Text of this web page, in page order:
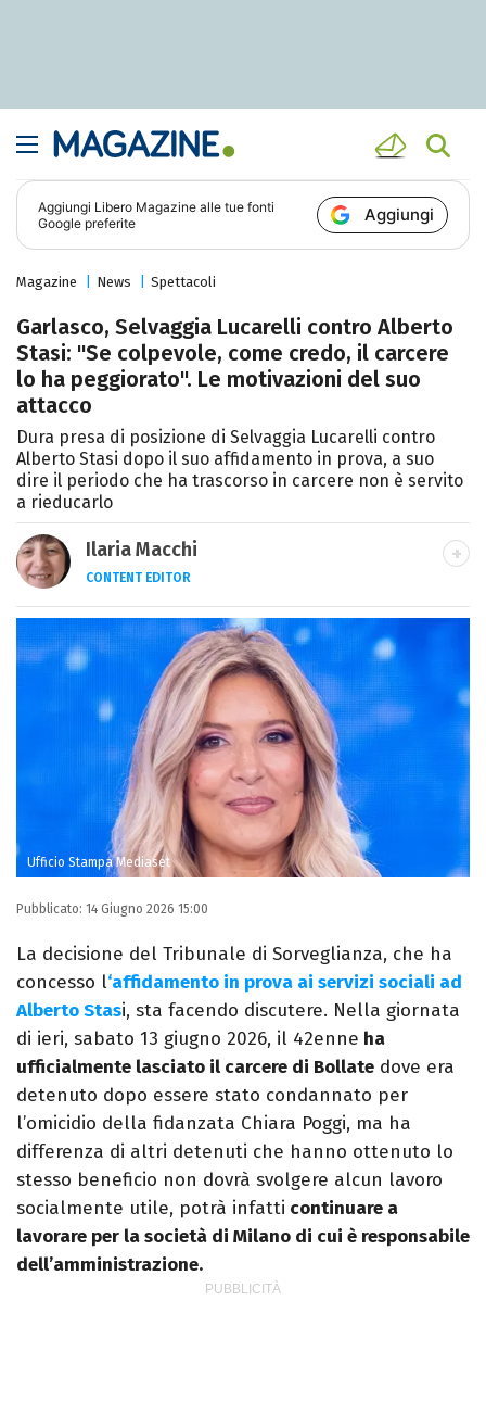
Aggiungi Libero Magazine alle tue fonti
Google preferite
Aggiungi
Magazine News Spettacoli
Garlasco, Selvaggia Lucarelli contro Alberto
Stasi: "Se colpevole, come credo, il carcere
lo ha peggiorato". Le motivazioni del suo
attacco
Dura presa di posizione di Selvaggia Lucarelli contro
Alberto Stasi dopo il suo affidamento in prova, a suo
dire il periodo che ha trascorso in carcere non è servito
a rieducarlo
Ilaria Macchi
CONTENT EDITOR
Laureata in Linguaggi dei Media, amo il
giornalismo, il calcio, la TV e la moda, dove
cerco sempre le ultime tendenze.
Ufficio Stampa Mediaset
Pubblicato: 14 Giugno 2026 15:00
La decisione del Tribunale di Sorveglianza, che ha
concesso l‘affidamento in prova ai servizi sociali ad
Alberto Stasi, sta facendo discutere. Nella giornata
di ieri, sabato 13 giugno 2026, il 42enne ha
ufficialmente lasciato il carcere di Bollate dove era
detenuto dopo essere stato condannato per
l’omicidio della fidanzata Chiara Poggi, ma ha
differenza di altri detenuti che hanno ottenuto lo
stesso beneficio non dovrà svolgere alcun lavoro
socialmente utile, potrà infatti continuare a
lavorare per la società di Milano di cui è responsabile
dell’amministrazione.